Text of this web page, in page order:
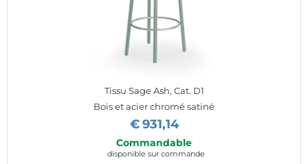
Tissu Sage Ash, Cat. D1
Bois et acier chromé satiné
€931,14
Commandable
disponible sur commande